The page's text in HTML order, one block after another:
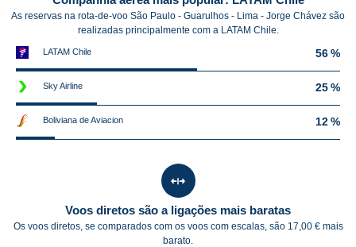
As reservas na rota-de-voo São Paulo - Guarulhos - Lima - Jorge Chávez são
realizadas principalmente com a LATAM Chile.
LATAM Chile 56 %
Sky Airline 25 %
Boliviana de Aviacion 12 %
Voos diretos são a ligações mais baratas
Os voos diretos, se comparados com os voos com escalas, são 17,00 € mais
barato.